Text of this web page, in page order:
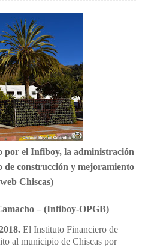
por el Infiboy, la administración
construcción y mejoramiento
Chiscas)
– (Infiboy-OPGB)
El Instituto Financiero de
al municipio de Chiscas por